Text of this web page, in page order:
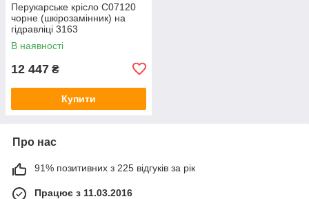
Перукарське крісло С07120
чорне (шкірозамінник) на
гідравліці 3163
В наявності
12 447 ₴
Купити
Про нас
91% позитивних з 225 відгуків за рік
Працює з 11.03.2016